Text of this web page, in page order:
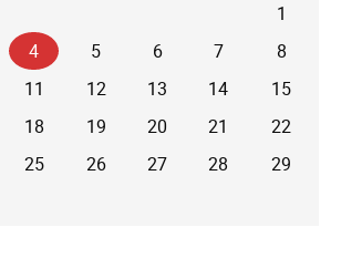
1
4 5 6 7
8
11 12 13 14
15
18 19 20 21
22
25 26 27 28
29